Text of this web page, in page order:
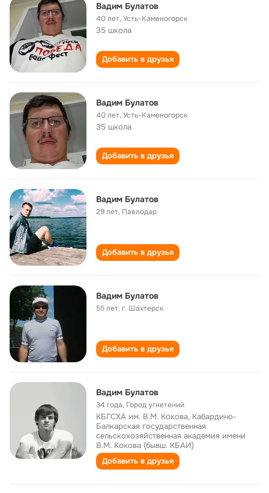
Вадим Булатов
40 лет,Усть-Каменогорск
35 школа
Добавить в друзья
Вадим Булатов
40 лет,Усть-Каменогорск
35 школа
Добавить в друзья
Вадим Булатов
29 лет, Павлодар
Добавить в друзья
Вадим Булатов
55 лет,г. Шахтерск
Добавить в друзья
Вадим Булатов
34 года, Город угнетений
КБГСХА им. В.М. Кокова, Кабардино-
Балкарская государственная
сельскохозяйственная академия имени
В.М. Кокова (бывш. КБАИ)
Добавить в друзья